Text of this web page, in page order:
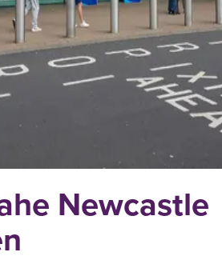
Newcastle